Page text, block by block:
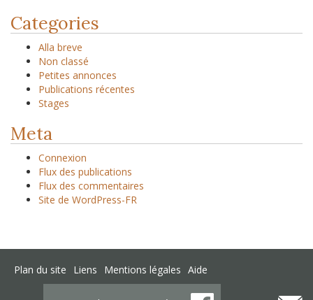
Categories
Alla breve
Non classé
Petites annonces
Publications récentes
Stages
Meta
Connexion
Flux des publications
Flux des commentaires
Site de WordPress-FR
Plan du site Liens Mentions légales Aide